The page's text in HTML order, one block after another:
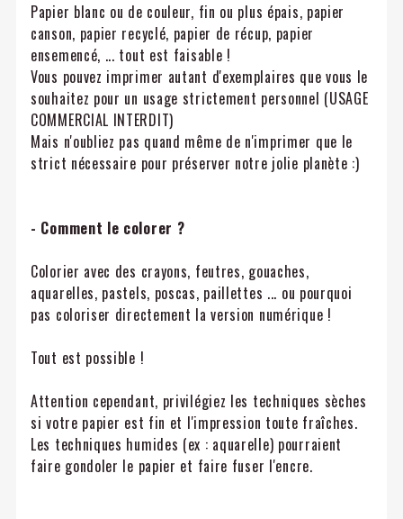
Papier blanc ou de couleur, fin ou plus épais, papier
canson, papier recyclé, papier de récup, papier
ensemencé, ... tout est faisable !
Vous pouvez imprimer autant d'exemplaires que vous le
souhaitez pour un usage strictement personnel (USAGE
COMMERCIAL INTERDIT)
Mais n'oubliez pas quand même de n'imprimer que le
strict nécessaire pour préserver notre jolie planète :)
- Comment le colorer ?
Colorier avec des crayons, feutres, gouaches,
aquarelles, pastels, poscas, paillettes ... ou pourquoi
pas coloriser directement la version numérique !
Tout est possible !
Attention cependant, privilégiez les techniques sèches
si votre papier est fin et l'impression toute fraîches.
Les techniques humides (ex : aquarelle) pourraient
faire gondoler le papier et faire fuser l'encre.